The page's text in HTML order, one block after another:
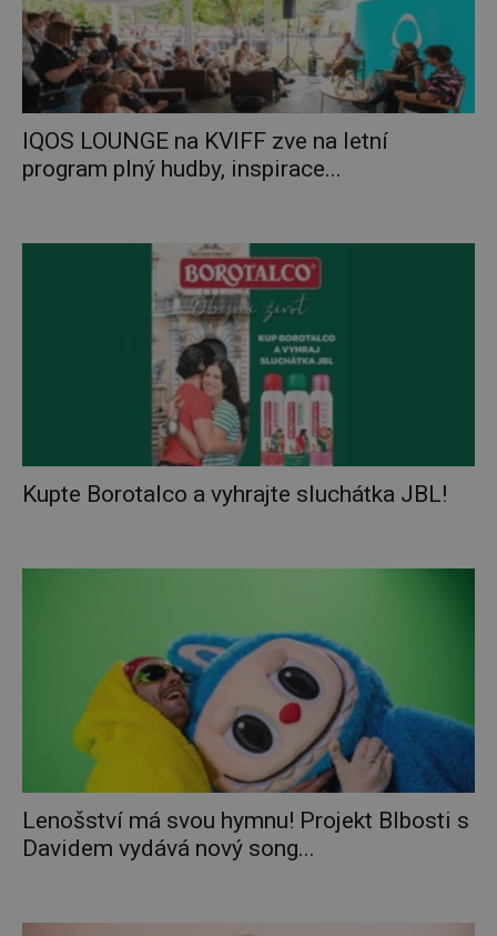
IQOS LOUNGE na KVIFF zve na letní
program plný hudby, inspirace...
Kupte Borotalco a vyhrajte sluchátka JBL!
Lenošství má svou hymnu! Projekt Blbosti s
Davidem vydává nový song...